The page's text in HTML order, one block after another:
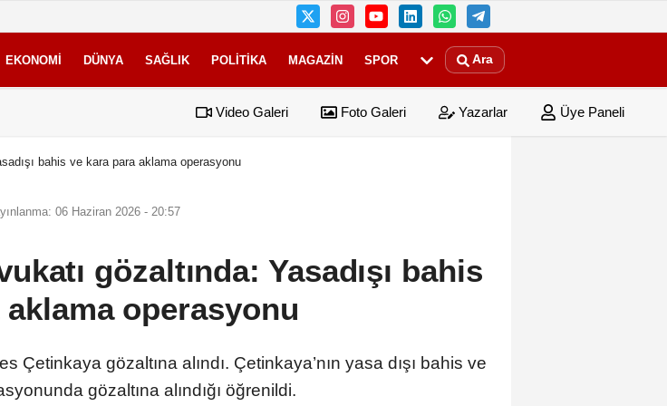
EKONOMI DÜNYA SAĞLIK POLITIKA MAGAZIN SPOR Ara
Video Galeri Foto Galeri Yazarlar Üye Paneli
bahis ve kara para aklama operasyonu
06 Haziran 2026 - 20:57
gözaltında: Yasadışı bahis
operasyonu
Çetinkaya gözaltına alındı. Çetinkaya’nın yasa dışı bahis ve
gözaltına alındığı öğrenildi.